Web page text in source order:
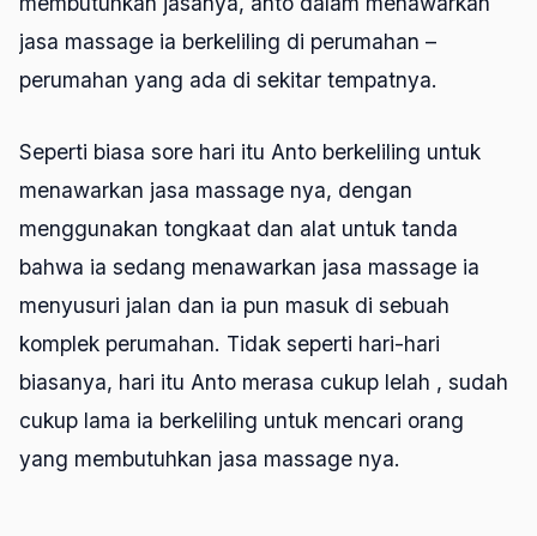
jasa massage ia berkeliling di perumahan –
perumahan yang ada di sekitar tempatnya.
Seperti biasa sore hari itu Anto berkeliling untuk
menawarkan jasa massage nya, dengan
menggunakan tongkaat dan alat untuk tanda
bahwa ia sedang menawarkan jasa massage ia
menyusuri jalan dan ia pun masuk di sebuah
komplek perumahan. Tidak seperti hari-hari
biasanya, hari itu Anto merasa cukup lelah , sudah
cukup lama ia berkeliling untuk mencari orang
yang membutuhkan jasa massage nya.